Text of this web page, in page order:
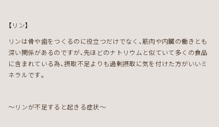
【リン】
リンは骨や歯をつくるのに役立つだけでなく、筋肉や内臓の働きとも
深い関係があるのですが、先ほどのナトリウムと似ていて多くの食品
に含まれている為、摂取不足よりも過剰摂取に気を付けた方がいいミ
ネラルです。
～リンが不足すると起きる症状～